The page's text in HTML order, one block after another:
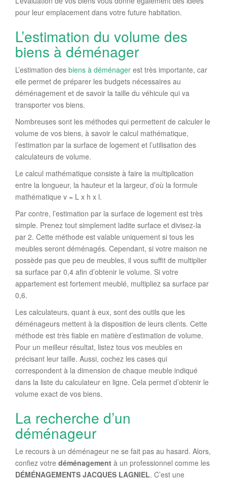
pour leur emplacement dans votre future habitation.
L’estimation du volume des
biens à déménager
L’estimation des biens à déménager est très importante, car
elle permet de préparer les budgets nécessaires au
déménagement et de savoir la taille du véhicule qui va
transporter vos biens.
Nombreuses sont les méthodes qui permettent de calculer le
volume de vos biens, à savoir le calcul mathématique,
l’estimation par la surface de logement et l’utilisation des
calculateurs de volume.
Le calcul mathématique consiste à faire la multiplication
entre la longueur, la hauteur et la largeur, d’où la formule
mathématique v = L x h x l.
Par contre, l’estimation par la surface de logement est très
simple. Prenez tout simplement ladite surface et divisez-la
par 2. Cette méthode est valable uniquement si tous les
meubles seront déménagés. Cependant, si votre maison ne
possède pas que peu de meubles, il vous suffit de multiplier
sa surface par 0,4 afin d’obtenir le volume. Si votre
appartement est fortement meublé, multipliez sa surface par
0,6.
Les calculateurs, quant à eux, sont des outils que les
déménageurs mettent à la disposition de leurs clients. Cette
méthode est très fiable en matière d’estimation de volume.
Pour un meilleur résultat, listez tous vos meubles en
précisant leur taille. Aussi, cochez les cases qui
correspondent à la dimension de chaque meuble indiqué
dans la liste du calculateur en ligne. Cela permet d’obtenir le
volume exact de vos biens.
La recherche d’un
déménageur
Le recours à un déménageur ne se fait pas au hasard. Alors,
confiez votre déménagement à un professionnel comme les
DÉMÉNAGEMENTS JACQUES LAGNIEL. C’est une